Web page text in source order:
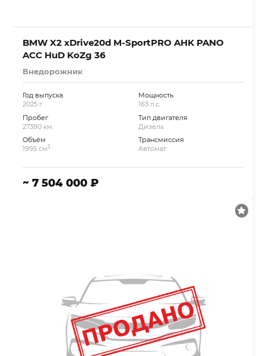
BMW X2 xDrive20d M-SportPRO AHK PANO
ACC HuD KoZg 36
Внедорожник
Год выпуска
2025 г.
Пробег
27390 км.
Объём
1995 см3
Мощность
163 л.с.
Тип двигателя
Дизель
Трансмиссия
Автомат
~ 7 504 000 ₽